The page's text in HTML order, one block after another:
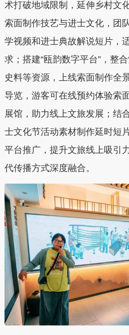
术打破地域限制，延伸乡村文
索面制作技艺与进士文化，团
学视频和进士典故解说短片，
求；搭建“瓯韵数字平台”，整
史料等资源，上线索面制作全
导览，游客可在线预约体验索
展馆，助力线上文旅发展；结
士文化节活动素材制作延时短
平台推广，提升文旅线上吸引
代传播方式深度融合。